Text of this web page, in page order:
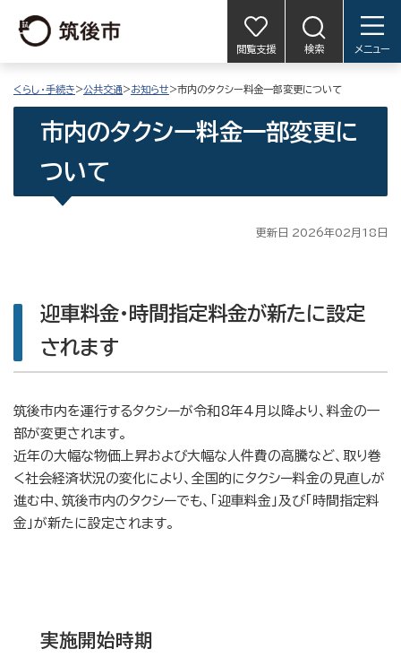
閲覧支援 検索 メニュー
くらし・手続き>公共交通>お知らせ>市内のタクシー料金一部変更について
市内のタクシー料金一部変更に
ついて
更新日 2026年02月18日
迎車料金・時間指定料金が新たに設定
されます
筑後市内を運行するタクシーが令和8年4月以降より、料金の一
部が変更されます。
近年の大幅な物価上昇および大幅な人件費の高騰など、取り巻
く社会経済状況の変化により、全国的にタクシー料金の見直しが
進む中、筑後市内のタクシーでも、「迎車料金」及び「時間指定料
金」が新たに設定されます。
実施開始時期